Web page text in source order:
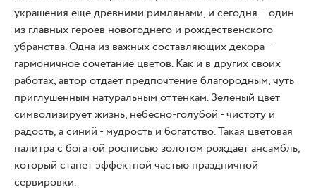
украшения еще древними римлянами, и сегодня – один
из главных героев новогоднего и рождественского
убранства. Одна из важных составляющих декора –
гармоничное сочетание цветов. Как и в других своих
работах, автор отдает предпочтение благородным, чуть
приглушенным натуральным оттенкам. Зеленый цвет
символизирует жизнь, небесно-голубой - чистоту и
радость, а синий - мудрость и богатство. Такая цветовая
палитра с богатой росписью золотом рождает ансамбль,
который станет эффектной частью праздничной
сервировки.